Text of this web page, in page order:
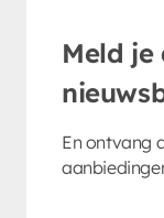
Meld je
En ontvang